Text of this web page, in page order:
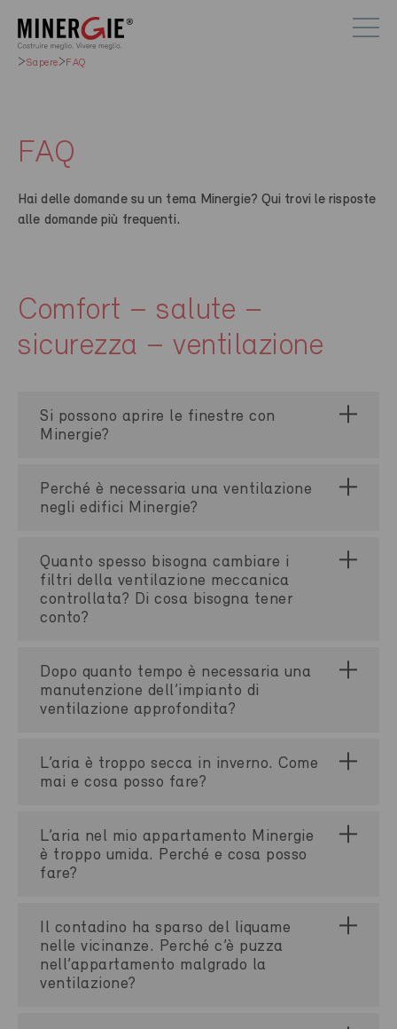
Sapere FAQ
FAQ
Hai delle domande su un tema Minergie? Qui trovi le risposte
alle domande più frequenti.
Comfort – salute –
sicurezza – ventilazione
Si possono aprire le finestre con
Minergie?
Perché è necessaria una ventilazione
negli edifici Minergie?
Quanto spesso bisogna cambiare i
filtri della ventilazione meccanica
controllata? Di cosa bisogna tener
conto?
Dopo quanto tempo è necessaria una
manutenzione dell’impianto di
ventilazione approfondita?
L’aria è troppo secca in inverno. Come
mai e cosa posso fare?
L’aria nel mio appartamento Minergie
è troppo umida. Perché e cosa posso
fare?
Il contadino ha sparso del liquame
nelle vicinanze. Perché c’è puzza
nell’appartamento malgrado la
ventilazione?